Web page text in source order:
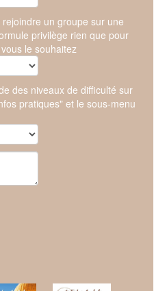
un groupe sur une
privilège rien que pour
le souhaitez
des niveaux de difficulté sur
pratiques" et le sous-menu